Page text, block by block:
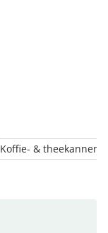
Koffie- & theekannen